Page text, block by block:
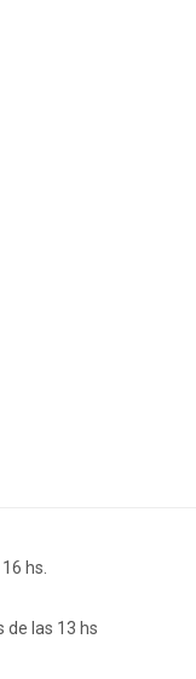
hs.
de las 13 hs